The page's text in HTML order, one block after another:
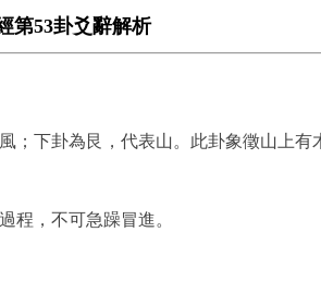
第53卦爻辭解析
下卦為艮，代表山。此卦象徵山上
程，不可急躁冒進。